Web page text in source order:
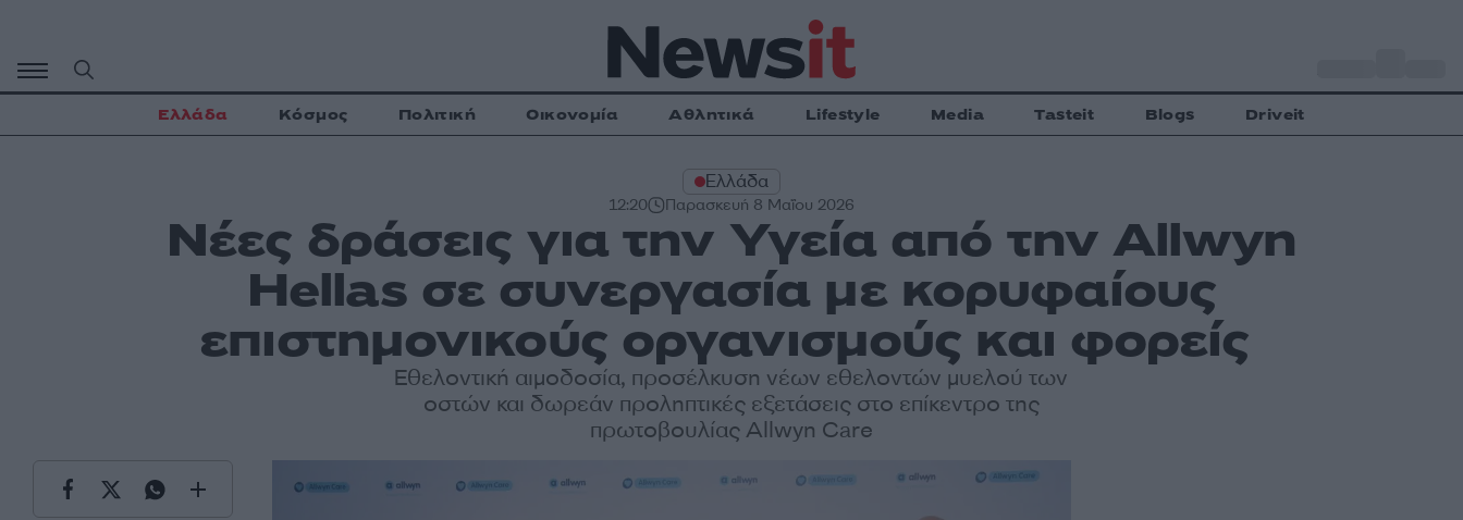
περιεχόμενο
Ελλάδα Κόσμος Πολιτική Οικονομία Αθλητικά Lifestyle Media Tasteit Blogs Driveit
Ελλάδα
12:20 Παρασκευή 8 Μαΐου 2026
Νέες δράσεις για την Υγεία από την Allwyn
Hellas σε συνεργασία με κορυφαίους
επιστημονικούς οργανισμούς και φορείς
Εθελοντική αιμοδοσία, προσέλκυση νέων εθελοντών μυελού των
οστών και δωρεάν προληπτικές εξετάσεις στο επίκεντρο της
πρωτοβουλίας Allwyn Care